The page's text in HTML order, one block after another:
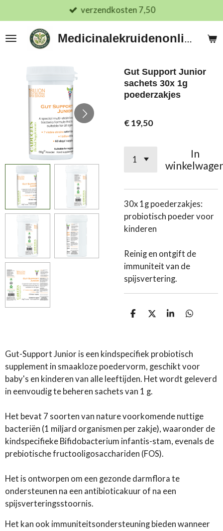
direct
naar
Medicinalekruidenonline.nl
verzendkosten 7,50
Gut Support Junior
sachets 30x 1g
poederzakjes
€ 19,50
In
30x 1g poederzakjes:
probiotisch poeder voor
kinderen
Reinig en ontgift de
immuniteit van de
spijsvertering.
D
n
D
S
e
D
n
Gut-Support Junior is een kindspecifiek probiotisch
supplement in smaakloze poedervorm, geschikt voor
baby's en kinderen van alle leeftijden. Het wordt geleverd
in eenvoudig te beheren sachets van 1 g.
Het bevat 7 soorten van nature voorkomende nuttige
bacteriën (1 miljard organismen per zakje), waaronder de
kindspecifieke Bifidobacterium infantis-stam, evenals de
prebiotische fructooligosacchariden (FOS).
Het is ontworpen om een ​​gezonde darmflora te
ondersteunen na een antibioticakuur of na een
spijsverteringsstoornis.
Het kan ook immuniteitsondersteuning bieden wanneer